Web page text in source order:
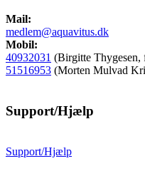
Mail:
medlem@aquavitus.dk
Mobil:
40932031 (Birgitte Thygesen,
51516953 (Morten Mulvad
Support/Hjælp
Support/Hjælp